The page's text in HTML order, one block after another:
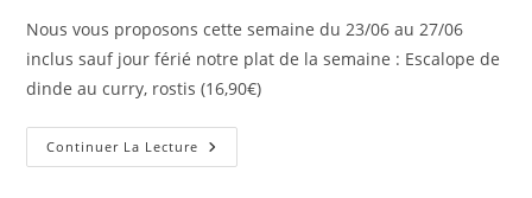
Nous vous proposons cette semaine du 23/06 au 27/06
inclus sauf jour férié notre plat de la semaine : Escalope de
dinde au curry, rostis (16,90€)
Continuer La Lecture